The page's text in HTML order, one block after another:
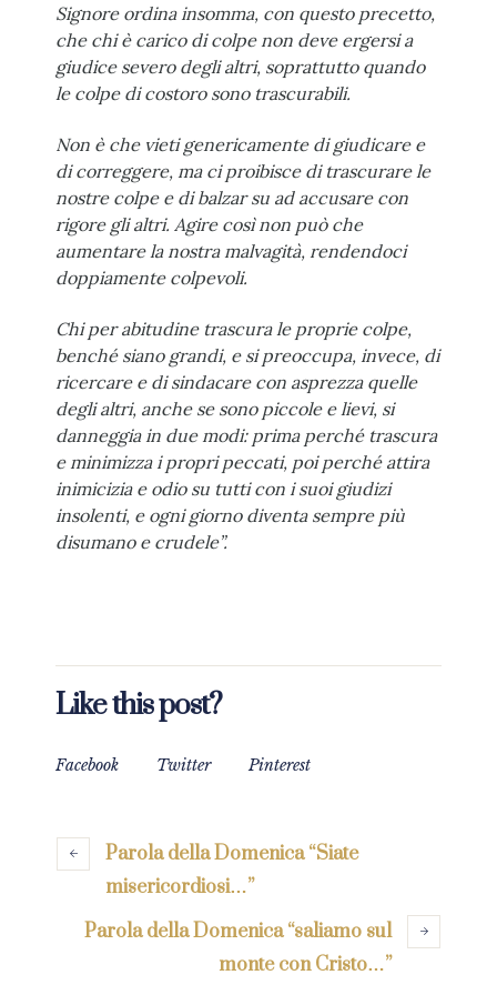
Signore ordina insomma, con questo precetto,
che chi è carico di colpe non deve ergersi a
giudice severo degli altri, soprattutto quando
le colpe di costoro sono trascurabili.
Non è che vieti genericamente di giudicare e
di correggere, ma ci proibisce di trascurare le
nostre colpe e di balzar su ad accusare con
rigore gli altri. Agire così non può che
aumentare la nostra malvagità, rendendoci
doppiamente colpevoli.
Chi per abitudine trascura le proprie colpe,
benché siano grandi, e si preoccupa, invece, di
ricercare e di sindacare con asprezza quelle
degli altri, anche se sono piccole e lievi, si
danneggia in due modi: prima perché trascura
e minimizza i propri peccati, poi perché attira
inimicizia e odio su tutti con i suoi giudizi
insolenti, e ogni giorno diventa sempre più
disumano e crudele”.
Like this post?
Facebook Twitter Pinterest
Parola della Domenica “Siate
misericordiosi…”
Parola della Domenica “saliamo sul
monte con Cristo…”